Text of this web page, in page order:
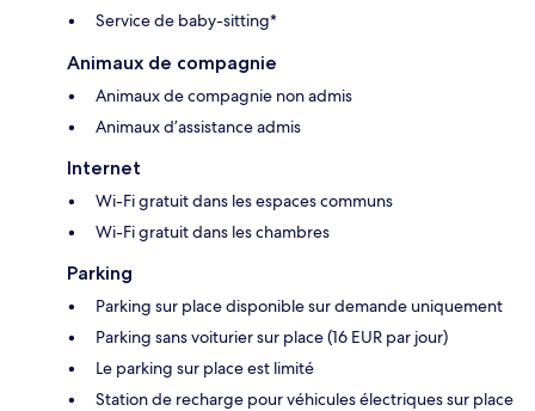
Service de baby-sitting*
Animaux de compagnie
Animaux de compagnie non admis
Animaux d’assistance admis
Internet
Wi-Fi gratuit dans les espaces communs
Wi-Fi gratuit dans les chambres
Parking
Parking sur place disponible sur demande uniquement
Parking sans voiturier sur place (16 EUR par jour)
Le parking sur place est limité
Station de recharge pour véhicules électriques sur place